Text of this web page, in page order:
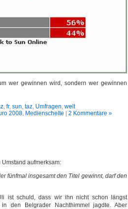
wer gewinnen wird, sondern wer gewinnen
, fr, sun, taz, Umfragen, welt
2008, Medienschelte 2 Kommentare »
aufmerksam:
fünfmal insgesamt den Titel gewinnt, darf den
ist schuld, dass wir ihn nicht schon längst
den Belgrader Nachthimmel jagdte. Aber